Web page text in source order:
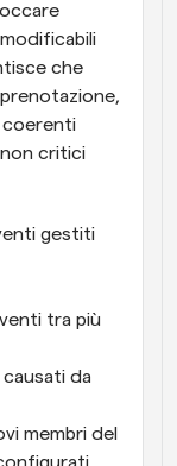
che
coerenti
critici
gestiti
tra più
da
membri del